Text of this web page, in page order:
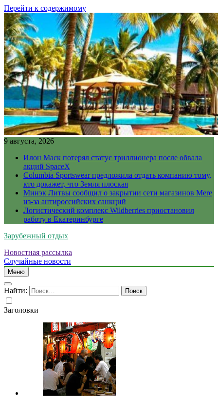
Перейти к содержимому
9 августа, 2026
Илон Маск потерял статус триллионера после обвала
акций SpaceX
Columbia Sportswear предложила отдать компанию тому,
кто докажет, что Земля плоская
Минэк Литвы сообщил о закрытии сети магазинов Mere
из-за антироссийских санкций
Логистический комплекс Wildberries приостановил
работу в Екатеринбурге
Зарубежный отдых
Новостная рассылка
Случайные новости
Меню
Найти:
Заголовки